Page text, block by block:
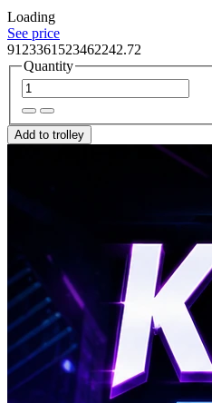
Loading
See price
9123361523462242.72
Quantity
Add to trolley